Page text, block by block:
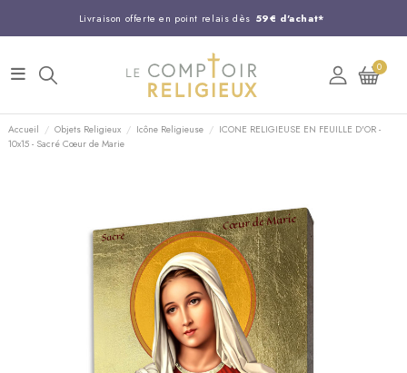
Livraison offerte en point relais dès 59€ d'achat*
Entreprise Française familiale
Support client disponible au 03 20 24 74 15
Commandez avant 14H, expédition le jour même !
0
Accueil Objets Religieux Icône Religieuse
ICONE RELIGIEUSE EN FEUILLE D'OR -
10x15 - Sacré Cœur de Marie